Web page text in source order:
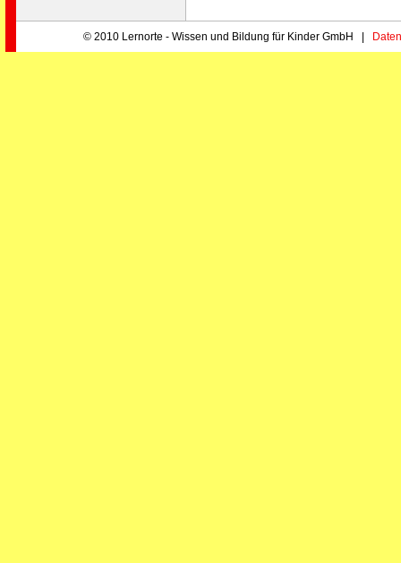
© 2010 Lernorte - Wissen und Bildung für Kinder GmbH |